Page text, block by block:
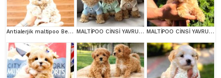
Antialerjik maltipoo Bebeklerim MALTİPOO CİNSİ YAVRULAR EV ÜRETİMİ MALTİPOO CİNSİ YAVRULAR EV ÜRETİMİ